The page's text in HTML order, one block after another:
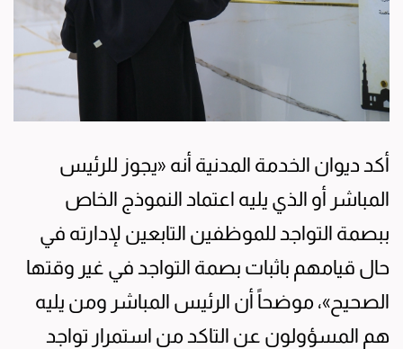
أكد ديوان الخدمة المدنية أنه «يجوز للرئيس
المباشر أو الذي يليه اعتماد النموذج الخاص
ببصمة التواجد للموظفين التابعين لإدارته في
حال قيامهم باثبات بصمة التواجد في غير وقتها
الصحيح»، موضحاً أن الرئيس المباشر ومن يليه
هم المسؤولون عن التاكد من استمرار تواجد